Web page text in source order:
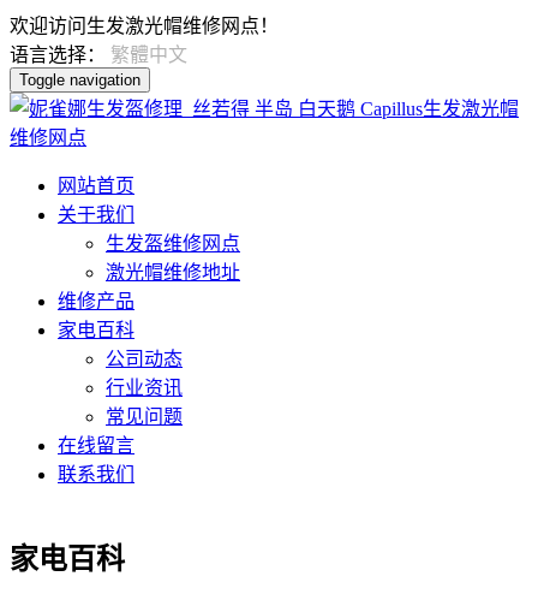
欢迎访问生发激光帽维修网点！
语言选择： 繁體中文
Toggle navigation
网站首页
关于我们
生发盔维修网点
激光帽维修地址
维修产品
家电百科
公司动态
行业资讯
常见问题
在线留言
联系我们
家电百科